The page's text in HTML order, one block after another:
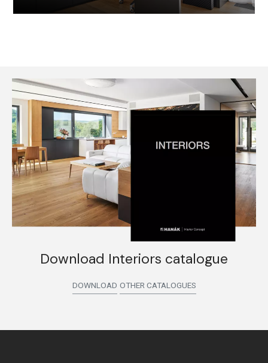
Download Interiors catalogue
DOWNLOAD OTHER CATALOGUES